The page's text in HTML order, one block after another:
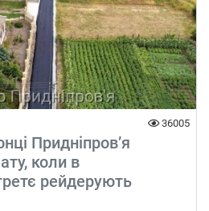
36005
Придніпров’я
коли в
рейдерують